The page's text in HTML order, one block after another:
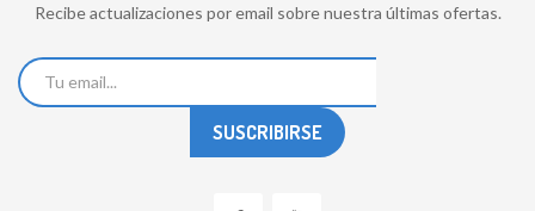
Recibe actualizaciones por email sobre nuestra últimas ofertas.